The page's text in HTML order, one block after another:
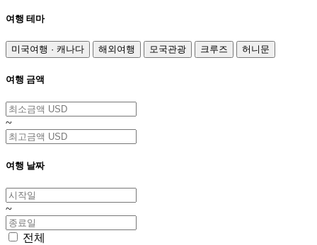
여행 테마
미국여행 · 캐나다 해외여행 모국관광 크루즈 허니문
여행 금액
~
여행 날짜
~
전체